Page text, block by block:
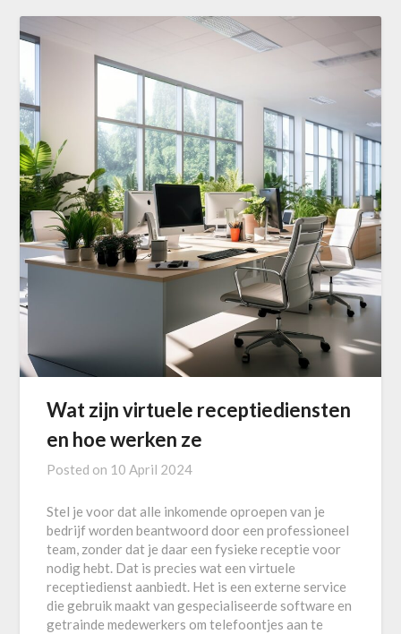
Wat zijn virtuele receptiediensten
en hoe werken ze
Posted on 10 April 2024
Stel je voor dat alle inkomende oproepen van je
bedrijf worden beantwoord door een professioneel
team, zonder dat je daar een fysieke receptie voor
nodig hebt. Dat is precies wat een virtuele
receptiedienst aanbiedt. Het is een externe service
die gebruik maakt van gespecialiseerde software en
getrainde medewerkers om telefoontjes aan te